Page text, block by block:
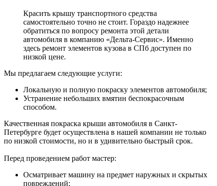
Красить крышу транспортного средства
самостоятельно точно не стоит. Гораздо надежнее
обратиться по вопросу ремонта этой детали
автомобиля в компанию «Дельта-Сервис». Именно
здесь ремонт элементов кузова в СПб доступен по
низкой цене.
Мы предлагаем следующие услуги:
Локальную и полную покраску элементов автомобиля;
Устранение небольших вмятин беспокрасочным
способом.
Качественная покраска крыши автомобиля в Санкт-
Петербурге будет осуществлена в нашей компании не только
по низкой стоимости, но и в удивительно быстрый срок.
Перед проведением работ мастер:
Осматривает машину на предмет наружных и скрытых
повреждений;